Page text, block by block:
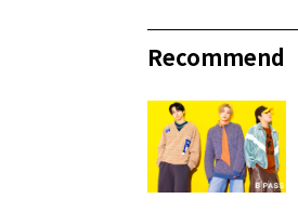
Recommend